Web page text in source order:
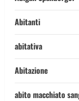
Abitanti
abitativa
Abitazione
abito macchiato